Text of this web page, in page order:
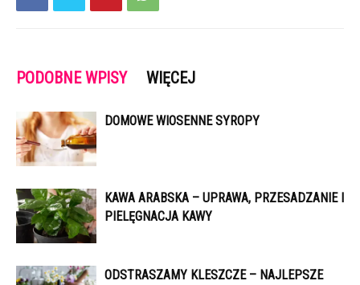
PODOBNE WPISY WIĘCEJ
DOMOWE WIOSENNE SYROPY
KAWA ARABSKA – UPRAWA, PRZESADZANIE I
PIELĘGNACJA KAWY
ODSTRASZAMY KLESZCZE – NAJLEPSZE